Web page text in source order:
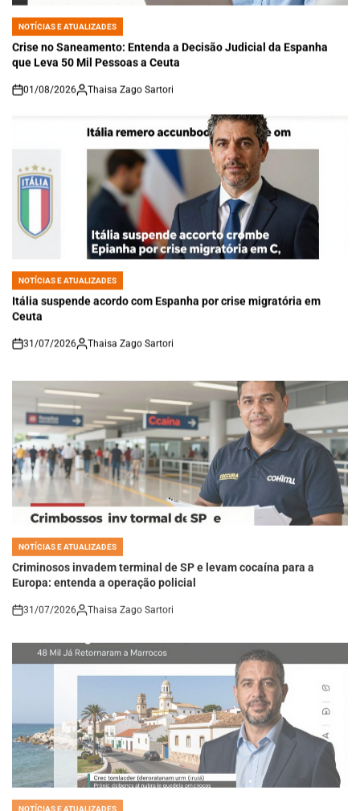
POSTED
IN
NOTÍCIAS E ATUALIZADES
Crise no Saneamento: Entenda a Decisão Judicial da Espanha
que Leva 50 Mil Pessoas a Ceuta
on
01/08/2026 Thaisa Zago Sartori
POSTED
IN
NOTÍCIAS E ATUALIZADES
Itália suspende acordo com Espanha por crise migratória em
Ceuta
on
31/07/2026 Thaisa Zago Sartori
POSTED
Criminosos invadem terminal de SP e levam cocaína para a
Europa: entenda a operação policial
POSTED
IN
NOTÍCIAS E ATUALIZADES
Crise Migratória em Ceuta: 48 Mil Já Retornaram a Marrocos e